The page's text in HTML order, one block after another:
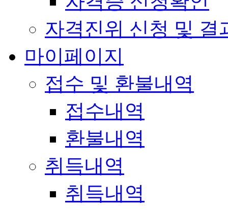
자격진위 신청 및 결
마이페이지
접수 및 환불내역
접수내역
환불내역
취득내역
취득내역